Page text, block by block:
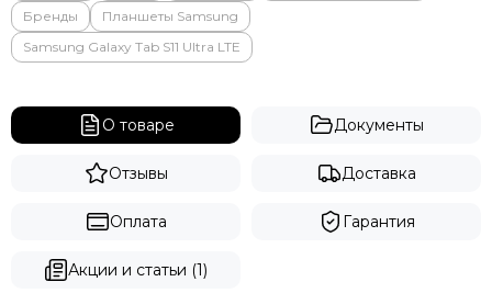
Бренды
Планшеты Samsung
Samsung Galaxy Tab S11 Ultra LTE
О товаре Документы
Отзывы Доставка
Оплата Гарантия
Акции и статьи (1)